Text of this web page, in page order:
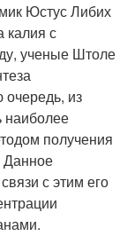
Юстус Либих
калия с
ученые Штоле
из
наиболее
получения
Данное
с этим его